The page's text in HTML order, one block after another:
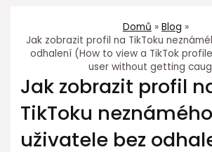
Domů
Blog
Jak zobrazit profil na TikToku
odhalení (How to view a TikTok
user without getting
Jak zobrazit profil
TikToku neznámého
uživatele bez